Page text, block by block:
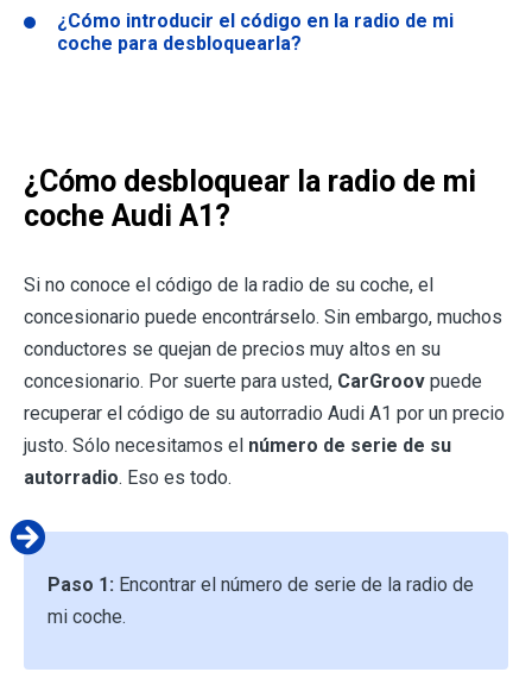
¿Cómo introducir el código en la radio de mi
coche para desbloquearla?
¿Cómo desbloquear la radio de mi
coche Audi A1?
Si no conoce el código de la radio de su coche, el
concesionario puede encontrárselo. Sin embargo, muchos
conductores se quejan de precios muy altos en su
concesionario. Por suerte para usted, CarGroov puede
recuperar el código de su autorradio Audi A1 por un precio
justo. Sólo necesitamos el número de serie de su
autorradio. Eso es todo.
Paso 1: Encontrar el número de serie de la radio de
mi coche.